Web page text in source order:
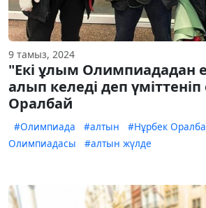
9 тамыз, 2024
"Екі ұлым Олимпиададан
алып келеді деп
Оралбай
#Олимпиада #алтын #Нұрбек
Олимпиадасы
#алтын жүлде